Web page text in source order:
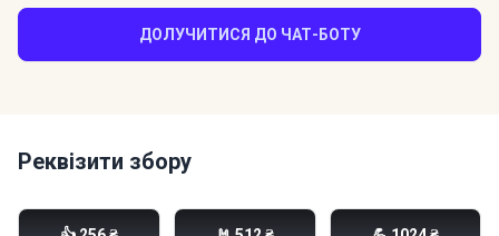
ДОЛУЧИТИСЯ ДО ЧАТ-БОТУ
Реквізити збору
Моно банка: